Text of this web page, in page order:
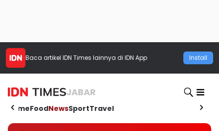
Baca artikel IDN Times lainnya di IDN App Install
JABAR
HomeFoodNewsSportTravel